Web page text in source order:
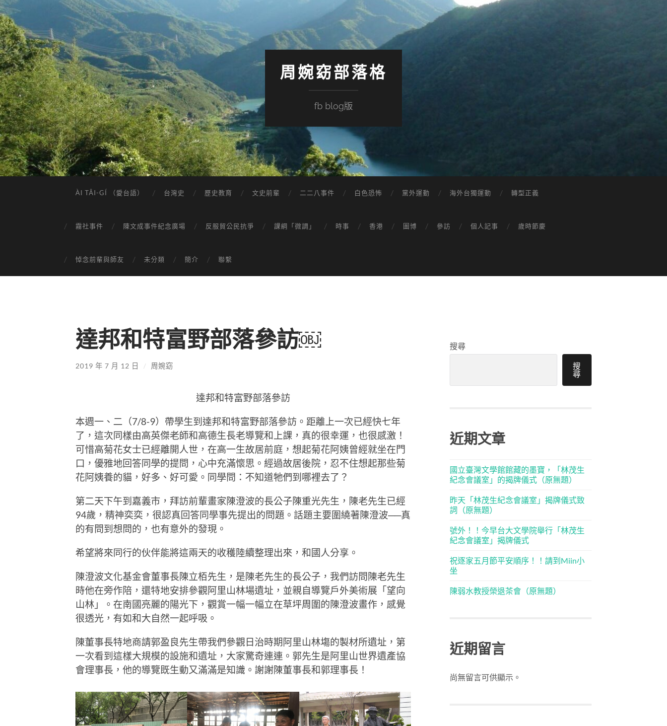
周婉窈部落格
fb blog版
ÀI TÂI-GÍ （愛台語） 台灣史 歷史教育 文史前輩 二二八事件 白色恐怖 黨外運動 海外台獨運動 轉型正義
霧社事件 陳文成事件紀念廣場 反服貿公民抗爭 課綱「微調」 時事 香港 圖博 參訪 個人記事 歲時節慶
悼念前輩與師友 未分類 簡介 聯繫
達邦和特富野部落參訪￼
2019 年 7 月 12 日 / 周婉窈
達邦和特富野部落參訪
本週一、二（7/8-9）帶學生到達邦和特富野部落參訪。距離上一次已經快七年
了，這次同樣由高英傑老師和高德生長老導覽和上課，真的很幸運，也很感激！
可惜高菊花女士已經離開人世，在高一生故居前庭，想起菊花阿姨曾經就坐在門
口，優雅地回答同學的提問，心中充滿懷思。經過故居後院，忍不住想起那些菊
花阿姨養的貓，好多、好可愛。同學問：不知道牠們到哪裡去了？
第二天下午到嘉義市，拜訪前輩畫家陳澄波的長公子陳重光先生，陳老先生已經
94歲，精神奕奕，很認真回答同學事先提出的問題。話題主要圍繞著陳澄波──真
的有問到想問的，也有意外的發現。
希望將來同行的伙伴能將這兩天的收穫陸續整理出來，和國人分享。
陳澄波文化基金會董事長陳立栢先生，是陳老先生的長公子，我們訪問陳老先生
時他在旁作陪，還特地安排參觀阿里山林場遺址，並親自導覽戶外美術展「望向
山林」。在南國亮麗的陽光下，觀賞一幅一幅立在草坪周圍的陳澄波畫作，感覺
很透光，有如和大自然一起呼吸。
陳董事長特地商請郭盈良先生帶我們參觀日治時期阿里山林塲的製材所遺址，第
一次看到這樣大規模的設施和遺址，大家驚奇連連。郭先生是阿里山世界遺產協
會理事長，他的導覽既生動又滿滿是知識。謝謝陳董事長和郭理事長！
搜尋
搜
尋
近期文章
國立臺灣文學館館藏的墨寶，「林茂生
紀念會議室」的揭牌儀式（原無題）
昨天「林茂生紀念會議室」揭牌儀式致
詞（原無題）
號外！！今早台大文學院舉行「林茂生
紀念會議室」揭牌儀式
祝逐家五月節平安順序！！請到Miin小
坐
陳弱水教授榮退茶會（原無題）
近期留言
尚無留言可供顯示。